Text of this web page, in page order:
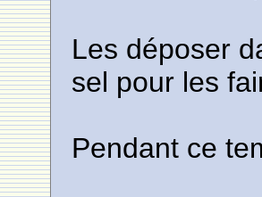
Les déposer
sel pour les
Pendant ce